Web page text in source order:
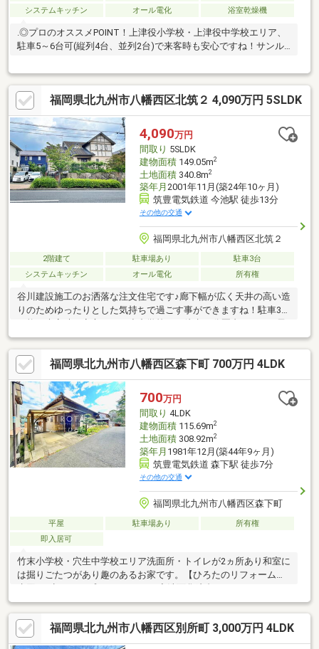
システムキッチン
オール電化 浴室乾燥機
.◎プロのオススメPOINT！上津役小学校・上津役中学校エリア、
駐車5～6台可(縦列4台、並列2台)で来客時も安心ですね！サンル
□□━━━━━━━━━━━━━━━━━━━━━所有者様が住ん
でおられますので事前に日程の調整が必要です。営業時間 10時～
16時（休：水曜日、第2、3火曜日） この時間帯はお電話でのお問
い合わせがスムーズにご案内できます。右下の電話ボタンをタッ
チ！もしくはお気軽にお電話ください ＞＞＞0120-210-
393━━━━━━━━━━━━━━━━━━━━━━□□
福岡県北九州市八幡西区北筑２ 4,090万円 5SLDK
4,090万円
間取り 5SLDK
建物面積149.05m2
土地面積340.8m2
築年月 2001年11月(築24年10ヶ月)
筑豊電気鉄道 今池駅 徒歩13分
その他の交通
福岡県北九州市八幡西区北筑２
2階建て 駐車場あり
駐車3台
システムキッチン
オール電化 所有権
谷川建設施工のお洒落な注文住宅です♪廊下幅が広く天井の高い造
りのためゆったりとした気持ちで過ごす事ができますね！駐車3台
さまの通学も安心。
□□━━━━━━━━━━━━━━━━━━━━━現地でご一緒に
確認をすることもできます。営業時間 10時～16時（休：水曜日、
第2、3火曜日） この時間帯はお電話でのお問い合わせがスムーズ
にご案内できます。右下の電話ボタンをタッチ！もしくはお気軽
にお電話ください ＞＞＞0120-210-
393━━━━━━━━━━━━━━━━━━━━━━□□
福岡県北九州市八幡西区森下町 700万円 4LDK
700万円
間取り 4LDK
建物面積115.69m2
土地面積308.92m2
築年月 1981年12月(築44年9ヶ月)
筑豊電気鉄道 森下駅 徒歩7分
その他の交通
福岡県北九州市八幡西区森下町
平屋 駐車場あり
所有権
即入居可
竹末小学校・穴生中学校エリア洗面所・トイレが2ヵ所あり和室に
は掘りごたつがあり趣のあるお家です。【ひろたのリフォーム】
水回り4点セットプラン248万円！◆洗面化粧台・トイレ・バス・
キッチン◆税込み価格・施工費込み※現地確認後、金額に変更が
ある場合がございます。
□□━━━━━━━━━━━━━━━━━━━━━現在空室です。
日曜日・祝日の内覧も可能です。営業時間 10時～16時（休：水曜
福岡県北九州市八幡西区別所町 3,000万円 4LDK